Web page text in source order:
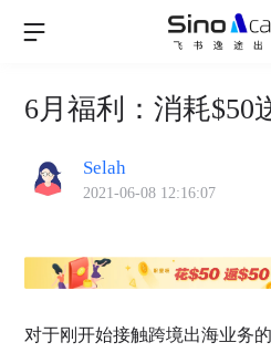
6月福利：消耗$50
Selah
2021-06-08 12:16:07
对于刚开始接触跨境出海业务